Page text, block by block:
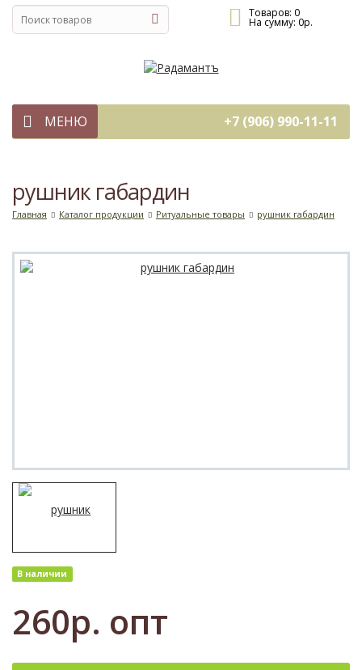
Товаров: 0
На сумму: 0р.
МЕНЮ +7 (906) 990-11-11
рушник габардин
Главная Каталог продукции Ритуальные товары рушник габардин
В наличии
260р. опт